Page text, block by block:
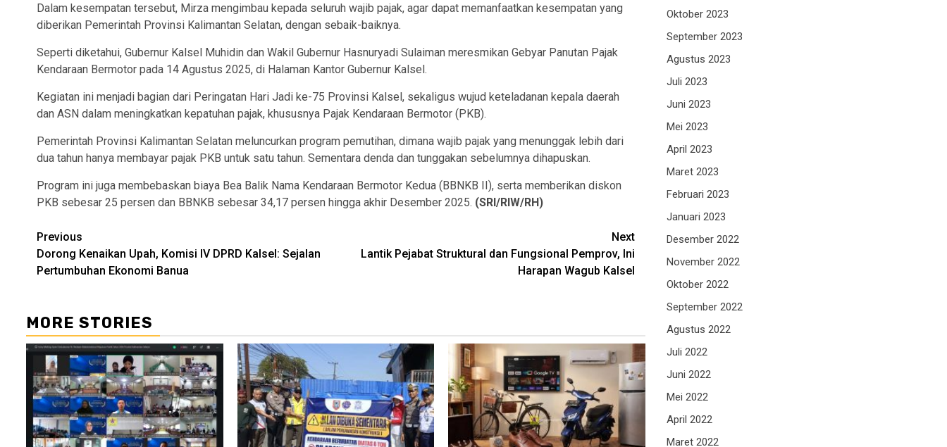
Dalam kesempatan tersebut, Mirza mengimbau kepada seluruh wajib pajak, agar dapat memanfaatkan kesempatan yang
diberikan Pemerintah Provinsi Kalimantan Selatan, dengan sebaik-baiknya.
Seperti diketahui, Gubernur Kalsel Muhidin dan Wakil Gubernur Hasnuryadi Sulaiman meresmikan Gebyar Panutan Pajak
Kendaraan Bermotor pada 14 Agustus 2025, di Halaman Kantor Gubernur Kalsel.
Kegiatan ini menjadi bagian dari Peringatan Hari Jadi ke-75 Provinsi Kalsel, sekaligus wujud keteladanan kepala daerah
dan ASN dalam meningkatkan kepatuhan pajak, khususnya Pajak Kendaraan Bermotor (PKB).
Pemerintah Provinsi Kalimantan Selatan meluncurkan program pemutihan, dimana wajib pajak yang menunggak lebih dari
dua tahun hanya membayar pajak PKB untuk satu tahun. Sementara denda dan tunggakan sebelumnya dihapuskan.
Program ini juga membebaskan biaya Bea Balik Nama Kendaraan Bermotor Kedua (BBNKB II), serta memberikan diskon
PKB sebesar 25 persen dan BBNKB sebesar 34,17 persen hingga akhir Desember 2025. (SRI/RIW/RH)
Continue
Reading
Previous
Dorong Kenaikan Upah, Komisi IV DPRD Kalsel: Sejalan
Pertumbuhan Ekonomi Banua
Next
Lantik Pejabat Struktural dan Fungsional Pemprov, Ini
Harapan Wagub Kalsel
MORE STORIES
Oktober 2023
September 2023
Agustus 2023
Juli 2023
Juni 2023
Mei 2023
April 2023
Maret 2023
Februari 2023
Januari 2023
Desember 2022
November 2022
Oktober 2022
September 2022
Agustus 2022
Juli 2022
Juni 2022
Mei 2022
April 2022
Maret 2022